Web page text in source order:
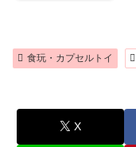
食玩・カプセルトイ
X